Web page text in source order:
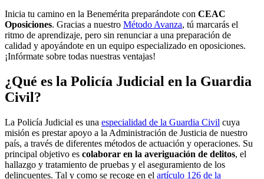
Inicia tu camino en la Benemérita preparándote con CEAC
Oposiciones. Gracias a nuestro Método Avanza, tú marcarás el
ritmo de aprendizaje, pero sin renunciar a una preparación de
calidad y apoyándote en un equipo especializado en oposiciones.
¡Infórmate sobre todas nuestras ventajas!
¿Qué es la Policía Judicial en la Guardia
Civil?
La Policía Judicial es una especialidad de la Guardia Civil cuya
misión es prestar apoyo a la Administración de Justicia de nuestro
país, a través de diferentes métodos de actuación y operaciones. Su
principal objetivo es colaborar en la averiguación de delitos, el
hallazgo y tratamiento de pruebas y el aseguramiento de los
delincuentes. Tal y como se recoge en el artículo 126 de la